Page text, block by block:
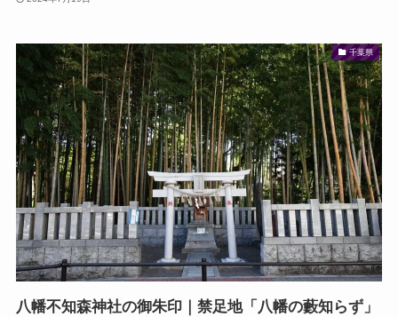
千葉県
八幡不知森神社の御朱印｜禁足地「八幡の藪知らず」